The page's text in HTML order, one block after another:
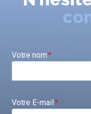
Votre nom*
Votre E-mail*